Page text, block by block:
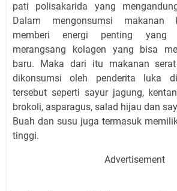
pati polisakarida yang
Dalam mengonsumsi makanan
memberi energi penting yang
merangsang kolagen yang bisa
baru. Maka dari itu makanan
dikonsumsi oleh penderita luka
tersebut seperti sayur jagung,
brokoli, asparagus, salad hijau dan
Buah dan susu juga termasuk
tinggi.
Advertisement